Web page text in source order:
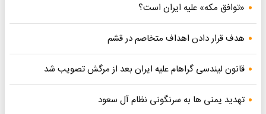
«توافق مکه» علیه ایران است؟
هدف قرار دادن اهداف متخاصم در قشم
قانون لیندسی گراهام علیه ایران بعد از مرگش تصویب شد
تهدید یمنی ها به سرنگونی نظام آل سعود